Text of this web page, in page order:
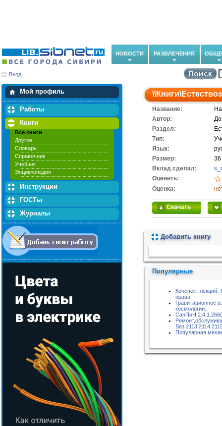
НОВОСТИ РАЗВЛЕЧЕНИЯ
Вход
Мой профиль
Мои закладки
Работы
Книги
Все книги
Другое
Словарь
Справочник
Учебник
Энциклопедия
Инструкции
ГОСТы
Журналы
\\Книги\
Название:
Автор:
Раздел:
Тип:
Язык:
Размер:
Вклад сделал:
Оценить:
Оценка:
Скачать
Добавить книгу
Популярные
Конспект лекций.
права
Гравитационное
космологии.
СанПиН
Ваз
Популярная